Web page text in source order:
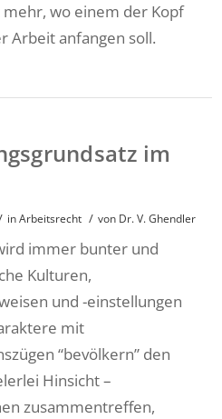
wo einem der Kopf
Arbeit anfangen soll.
im
inArbeitsrecht / von Dr. V. Ghendler
immer bunter und
Kulturen,
und -einstellungen
mit
“bevölkern” den
Hinsicht –
zusammentreffen,